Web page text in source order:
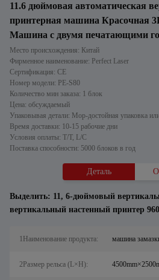
11.6 дюймовая автоматическая
принтерная машина Красочная
Машина с двумя печатающими
Место происхождения: Китай
Фирменное наименование: Perfect Laser
Сертификация: CE
Номер модели: PE-S80
Количество мин заказа: 1 блок
Цена: обсуждаемый
Упаковывая детали: Мор-достойная упаковка
Время доставки: 10-15 рабочие дни
Условия оплаты: T/T, L/C
Поставка способности: 5000 блоков в год
Деталь
Выделить: 11, 6-дюймовый
вертикальный настенный принтер
1Наименование продукта: машина
2Размер рельса (L×H):